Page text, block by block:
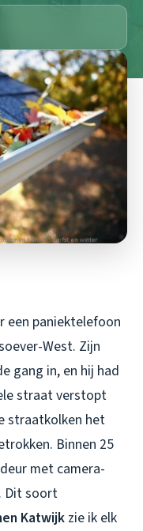
een paniektelefoon
West. Zijn
gang in, en hij had
straat verstopt
straatkolken het
Binnen 25
met camera-
Dit soort
Katwijk zie ik elk